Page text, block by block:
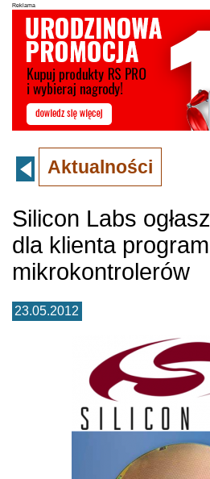
Aktualności
Silicon Labs
dla klienta
mikrokontrolerów
23.05.2012